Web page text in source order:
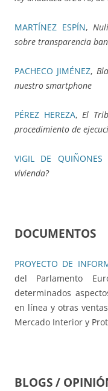
MARTÍNEZ ESPÍN,
sobre transparencia
PACHECO JIMÉNEZ,
nuestro smartphone
PÉREZ HEREZA, El
procedimiento de
VIGIL DE QUIÑONES
vivienda?
DOCUMENTOS
PROYECTO DE
del Parlamento
determinados
en línea y otras
Mercado Interior y
BLOGS /